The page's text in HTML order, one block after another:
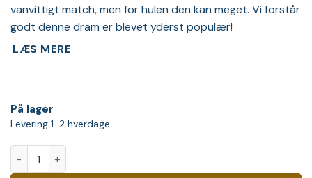
vanvittigt match, men for hulen den kan meget. Vi forstår
godt denne dram er blevet yderst populær!
LÆS MERE
På lager
Levering 1-2 hverdage